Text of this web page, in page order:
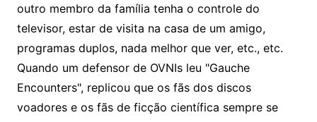
outro membro da família tenha o controle do
televisor, estar de visita na casa de um amigo,
programas duplos, nada melhor que ver, etc., etc.
Quando um defensor de OVNIs leu "Gauche
Encounters", replicou que os fãs dos discos
voadores e os fãs de ficção científica sempre se